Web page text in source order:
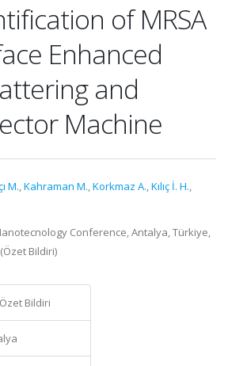
of MRSA
Enhanced
and
Machine
M.,Kahraman M.,Korkmaz A.,Kılıç İ. H.,
Conference, Antalya, Türkiye,
Bildiri)
Bildiri